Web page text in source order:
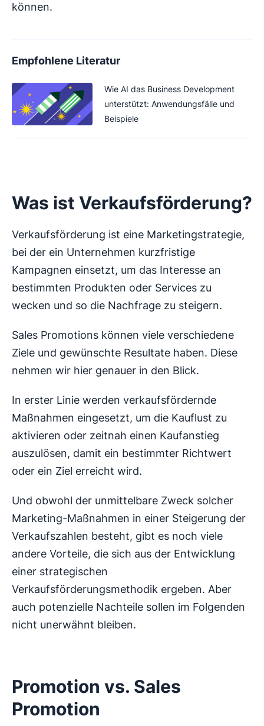
können.
Empfohlene Literatur
Wie AI das Business Development
unterstützt: Anwendungsfälle und
Beispiele
Was ist Verkaufsförderung?
Verkaufsförderung ist eine Marketingstrategie,
bei der ein Unternehmen kurzfristige
Kampagnen einsetzt, um das Interesse an
bestimmten Produkten oder Services zu
wecken und so die Nachfrage zu steigern.
Sales Promotions können viele verschiedene
Ziele und gewünschte Resultate haben. Diese
nehmen wir hier genauer in den Blick.
In erster Linie werden verkaufsfördernde
Maßnahmen eingesetzt, um die Kauflust zu
aktivieren oder zeitnah einen Kaufanstieg
auszulösen, damit ein bestimmter Richtwert
oder ein Ziel erreicht wird.
Und obwohl der unmittelbare Zweck solcher
Marketing-Maßnahmen in einer Steigerung der
Verkaufszahlen besteht, gibt es noch viele
andere Vorteile, die sich aus der Entwicklung
einer strategischen
Verkaufsförderungsmethodik ergeben. Aber
auch potenzielle Nachteile sollen im Folgenden
nicht unerwähnt bleiben.
Promotion vs. Sales
Promotion